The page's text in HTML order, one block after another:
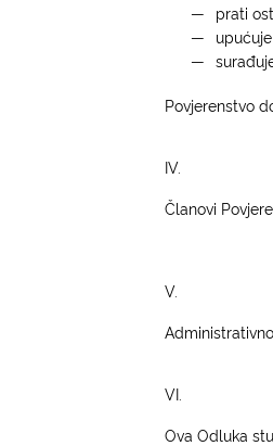
―
prati
―
―
Povjerenstvo
IV.
Članovi
V.
VI.
Ova Odluka